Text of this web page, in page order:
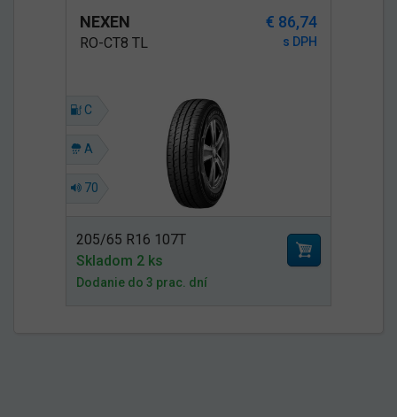
NEXEN € 86,74
RO-CT8 TL s DPH
C
A
70
205/65 R16 107T
Skladom 2 ks
Dodanie do 3 prac. dní